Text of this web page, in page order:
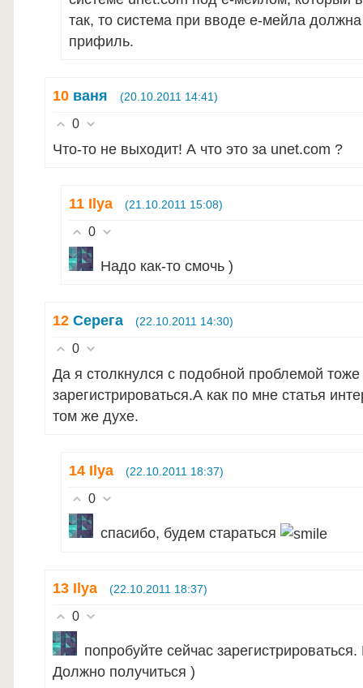
так, то система при вводе е-мейла
прифиль.
10 ваня (20.10.2011 14:41)
0
Что-то не выходит! А что это за unet.com ?
11 Ilya (21.10.2011 15:08)
0
Надо как-то смочь )
12 Серега (22.10.2011 14:30)
0
Да я столкнулся с подобной проблемой тоже
зарегистрироваться.А как по мне статья
том же духе.
14 Ilya (22.10.2011 18:37)
0
спасибо, будем стараться
13 Ilya (22.10.2011 18:37)
0
попробуйте сейчас
Должно получиться )